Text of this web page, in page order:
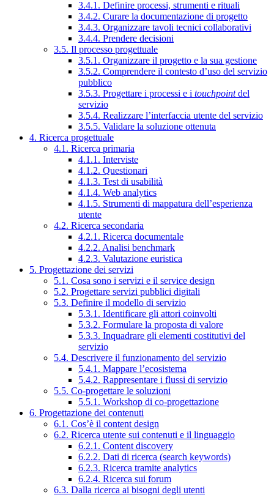
3.4.1. Definire processi, strumenti e rituali
3.4.2. Curare la documentazione di progetto
3.4.3. Organizzare tavoli tecnici collaborativi
3.4.4. Prendere decisioni
3.5. Il processo progettuale
3.5.1. Organizzare il progetto e la sua gestione
3.5.2. Comprendere il contesto d’uso del servizio
pubblico
3.5.3. Progettare i processi e i touchpointdel
servizio
3.5.4. Realizzare l’interfaccia utente del servizio
3.5.5. Validare la soluzione ottenuta
4. Ricerca progettuale
4.1. Ricerca primaria
4.1.1. Interviste
4.1.2. Questionari
4.1.3. Test di usabilità
4.1.4. Web analytics
4.1.5. Strumenti di mappatura dell’esperienza
utente
4.2. Ricerca secondaria
4.2.1. Ricerca documentale
4.2.2. Analisi benchmark
4.2.3. Valutazione euristica
5. Progettazione dei servizi
5.1. Cosa sono i servizi e il service design
5.2. Progettare servizi pubblici digitali
5.3. Definire il modello di servizio
5.3.1. Identificare gli attori coinvolti
5.3.2. Formulare la proposta di valore
5.3.3. Inquadrare gli elementi costitutivi del
servizio
5.4. Descrivere il funzionamento del servizio
5.4.1. Mappare l’ecosistema
5.4.2. Rappresentare i flussi di servizio
5.5. Co-progettare le soluzioni
5.5.1. Workshop di co-progettazione
6. Progettazione dei contenuti
6.1. Cos’è il content design
6.2. Ricerca utente sui contenuti e il linguaggio
6.2.1. Content discovery
6.2.2. Dati di ricerca (search keywords)
6.2.3. Ricerca tramite analytics
6.2.4. Ricerca sui forum
6.3. Dalla ricerca ai bisogni degli utenti